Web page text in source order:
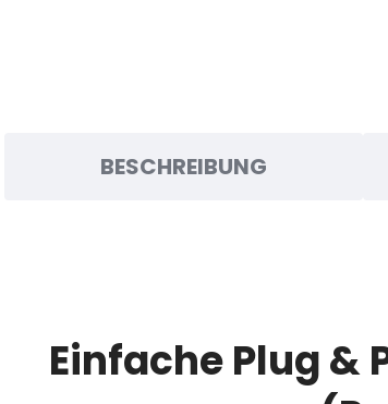
BESCHREIBUNG
Einfache Plug